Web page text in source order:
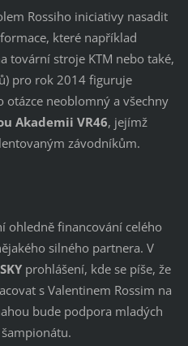
Rossiho iniciativy nasadit
které například
tovární stroje KTM nebo také,
pro rok 2014 figuruje
otázce neoblomný a všechny
Akademii VR46, jejímž
závodníkům.
ohledně financování celého
silného partnera. V
prohlášení, kde se píše, že
s Valentinem Rossim na
bude podpora mladých